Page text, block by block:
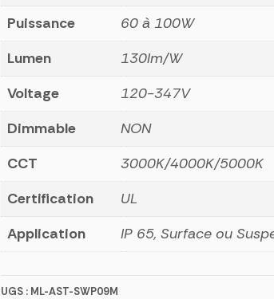
Puissance
60 à 100W
Lumen
130lm/W
Voltage
120-347V
Dimmable
NON
CCT
3000K/4000K/5000K
Certification
UL
Application
IP 65, Surface ou
UGS : ML-AST-SWP09M